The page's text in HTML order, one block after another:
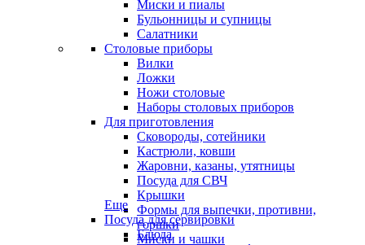
Миски и пиалы
Бульонницы и супницы
Салатники
Столовые приборы
Вилки
Ложки
Ножи столовые
Наборы столовых приборов
Для приготовления
Сковороды, сотейники
Кастрюли, ковши
Жаровни, казаны, утятницы
Посуда для СВЧ
Крышки
Формы для выпечки, противни,
горшки
Миски и чашки
Еще
Посуда для сервировки
Блюда